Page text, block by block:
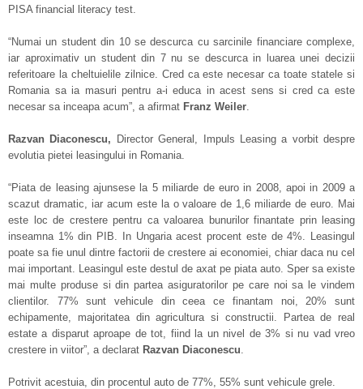
PISA financial literacy test.
“Numai un student din 10 se descurca cu sarcinile financiare complexe,
iar aproximativ un student din 7 nu se descurca in luarea unei decizii
referitoare la cheltuielile zilnice. Cred ca este necesar ca toate statele si
Romania sa ia masuri pentru a-i educa in acest sens si cred ca este
necesar sa inceapa acum”, a afirmat Franz Weiler.
Razvan Diaconescu, Director General, Impuls Leasing a vorbit despre
evolutia pietei leasingului in Romania.
“Piata de leasing ajunsese la 5 miliarde de euro in 2008, apoi in 2009 a
scazut dramatic, iar acum este la o valoare de 1,6 miliarde de euro. Mai
este loc de crestere pentru ca valoarea bunurilor finantate prin leasing
inseamna 1% din PIB. In Ungaria acest procent este de 4%. Leasingul
poate sa fie unul dintre factorii de crestere ai economiei, chiar daca nu cel
mai important. Leasingul este destul de axat pe piata auto. Sper sa existe
mai multe produse si din partea asiguratorilor pe care noi sa le vindem
clientilor. 77% sunt vehicule din ceea ce finantam noi, 20% sunt
echipamente, majoritatea din agricultura si constructii. Partea de real
estate a disparut aproape de tot, fiind la un nivel de 3% si nu vad vreo
crestere in viitor”, a declarat Razvan Diaconescu.
Potrivit acestuia, din procentul auto de 77%, 55% sunt vehicule grele.